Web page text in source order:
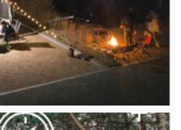
[6/1]전산시스템 점검 및 안정화에 따른 서비스 이용 제한 안내